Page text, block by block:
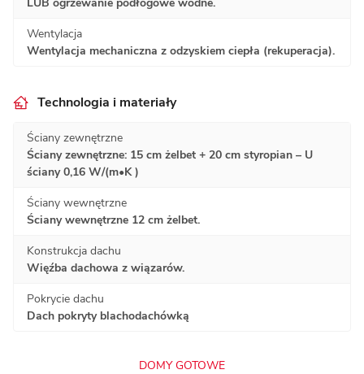
Wentylacja
Wentylacja mechaniczna z odzyskiem ciepła (rekuperacja).
Technologia i materiały
Ściany zewnętrzne
Ściany zewnętrzne: 15 cm żelbet + 20 cm styropian – U
ściany 0,16 W/(m•K )
Ściany wewnętrzne
Ściany wewnętrzne 12 cm żelbet.
Konstrukcja dachu
Więźba dachowa z wiązarów.
Pokrycie dachu
Dach pokryty blachodachówką
DOMY GOTOWE